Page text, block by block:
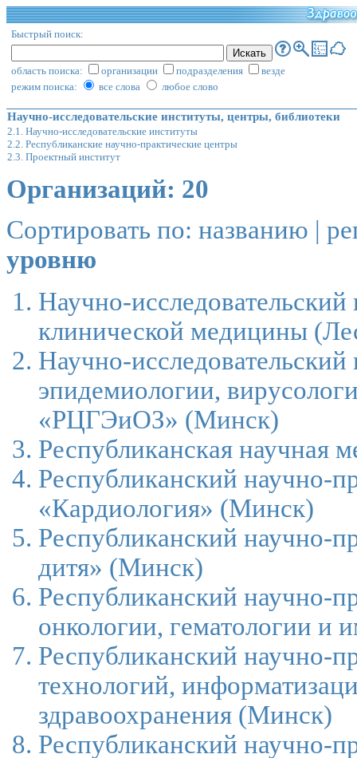
Быстрый поиск:
область поиска: организации подразделения
везде
режим поиска:
все слова любое слово
Научно-исследовательские институты, центры, библиотеки
2.1. Научно-исследовательские институты
2.2. Республиканские научно-практические центры
2.3. Проектный институт
Организаций: 20
Сортировать по: названию |
уровню
Научно-
клинической медицины
Научно-
эпидемиологии,
«РЦГЭиОЗ» (Минск)
Республиканская научная
Республиканский научно-
«Кардиология» (Минск)
Республиканский научно-
дитя» (Минск)
Республиканский научно-
онкологии, гематологии и
Республиканский научно-
технологий,
здравоохранения (Минск)
Республиканский научно-